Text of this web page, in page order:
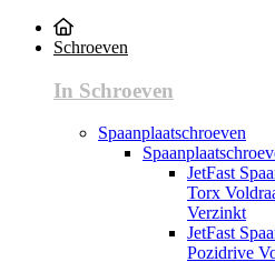
Schroeven
In Schroeven
Spaanplaatschroeven
JetFast
Torx
Verzinkt
JetFast
Pozidrive